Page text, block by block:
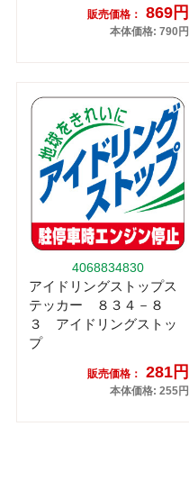
販売価格： 869円
本体価格: 790円
4068834830
アイドリングストップス
テッカー ８３４－８
３ アイドリングストッ
プ
販売価格： 281円
本体価格: 255円